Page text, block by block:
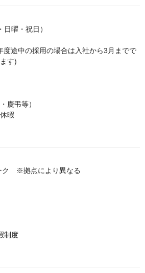
日曜・祝日）
度途中の採用の場合は入社から3月までで
す)
慶弔等）
暇
ク　※拠点により異なる
制度